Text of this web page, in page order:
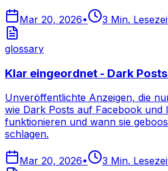
Mar 20, 2026• 3 Min.
glossary
Klar eingeordnet - Dark
Unveröffentlichte Anzeigen, die
wie Dark Posts auf Facebook und
funktionieren und wann sie
schlagen.
Mar 20, 2026• 3 Min.